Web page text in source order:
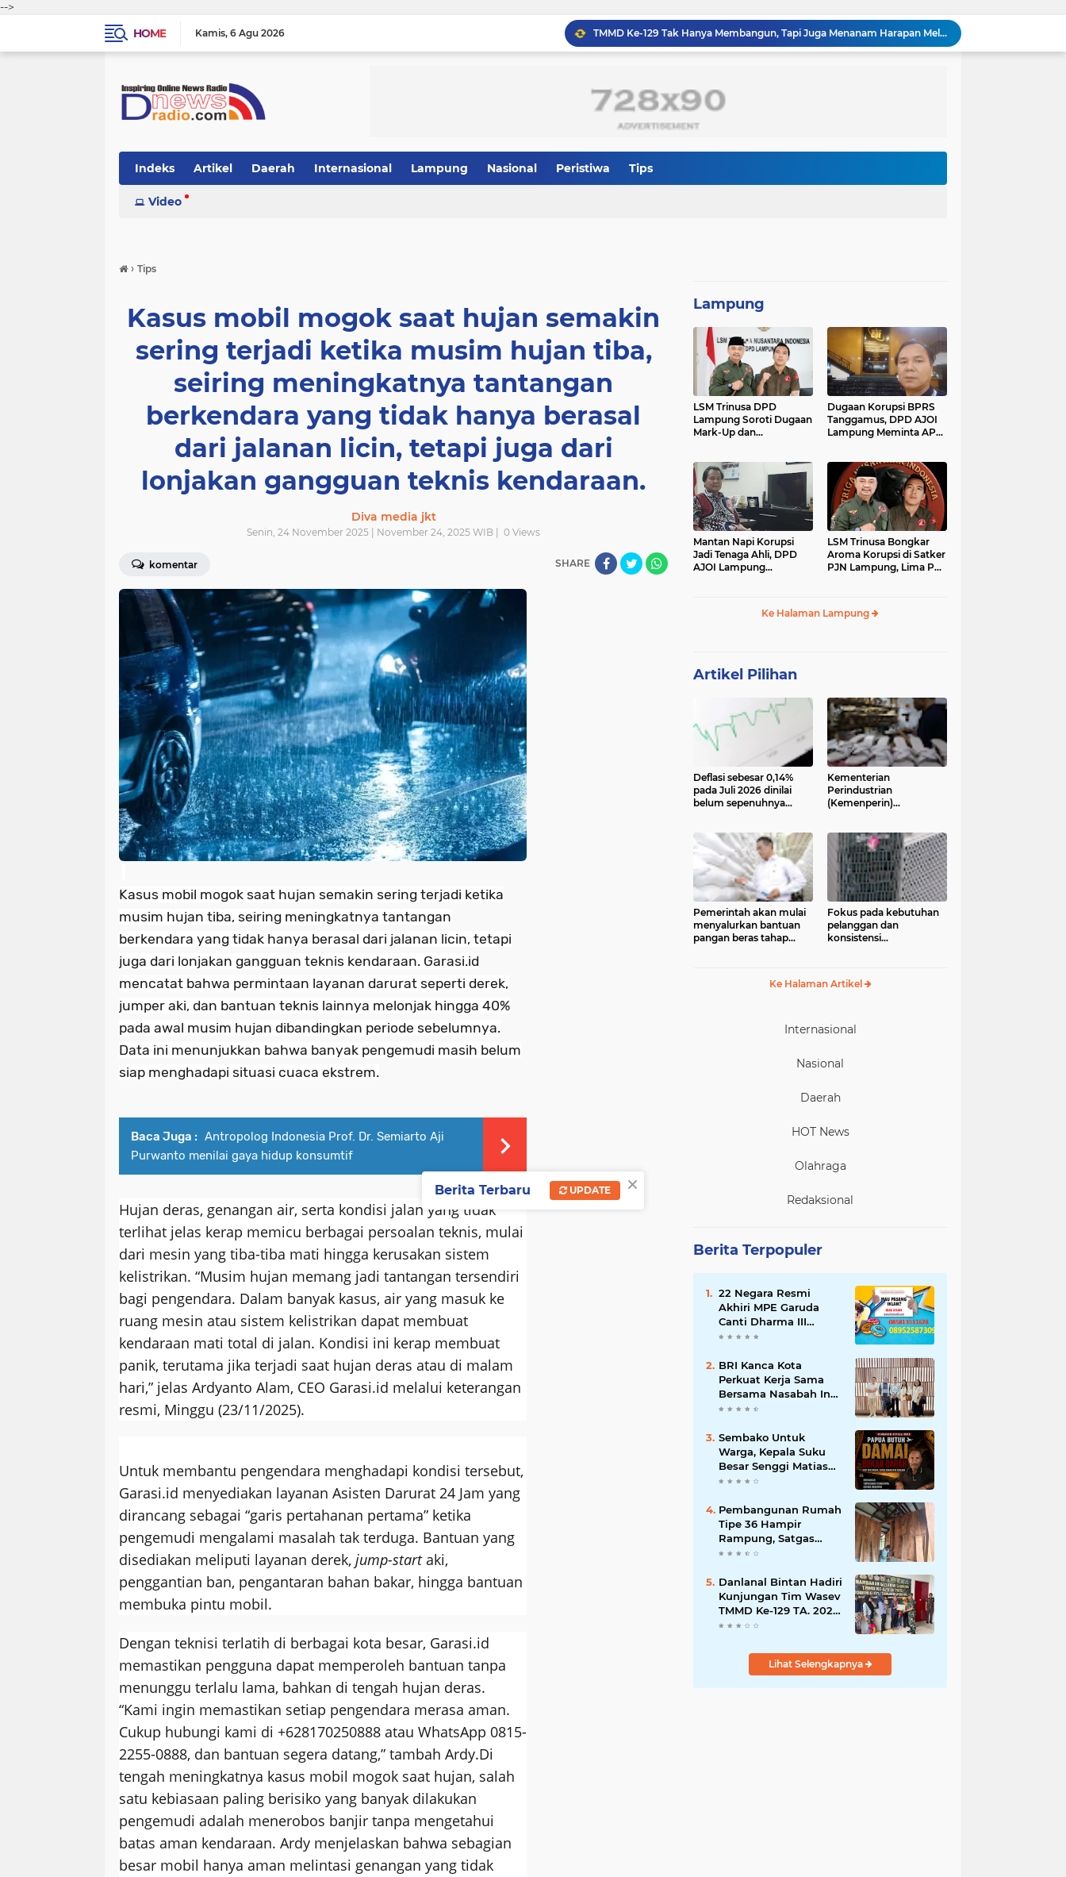
-->
HOME
Kamis 6 Agu 2026
TMMD Ke-129 Tak Hanya Membangun, Tapi Juga Menanam Harapan Melalui Ketahanan pangan
Kasus penggunaan kacamata pintar (smart glasses) untuk merekam salah satu usher di ajang Gaikindo Indonesia International Auto Show (GIIAS) 2026
Panglima TNI Dampingi Menko Polkam Sampaikan Imbauan Jaga Kondusivitas Bangsa*
Indeks Artikel Daerah Internasional Lampung Nasional Peristiwa Tips
Video
› Tips
Kasus mobil mogok saat hujan semakin
sering terjadi ketika musim hujan tiba,
seiring meningkatnya tantangan
berkendara yang tidak hanya berasal
dari jalanan licin, tetapi juga dari
lonjakan gangguan teknis kendaraan.
Diva media jkt
Senin, 24 November 2025 | November 24, 2025 WIB | 0 Views
komentar SHARE
Kasus mobil mogok saat hujan semakin sering terjadi ketika
musim hujan tiba, seiring meningkatnya tantangan
berkendara yang tidak hanya berasal dari jalanan licin, tetapi
juga dari lonjakan gangguan teknis kendaraan. Garasi.id
mencatat bahwa permintaan layanan darurat seperti derek,
jumper aki, dan bantuan teknis lainnya melonjak hingga 40%
pada awal musim hujan dibandingkan periode sebelumnya.
Data ini menunjukkan bahwa banyak pengemudi masih belum
siap menghadapi situasi cuaca ekstrem.
Baca Juga : Antropolog Indonesia Prof. Dr. Semiarto Aji
Purwanto menilai gaya hidup konsumtif
Hujan deras, genangan air, serta kondisi jalan yang tidak
terlihat jelas kerap memicu berbagai persoalan teknis, mulai
dari mesin yang tiba-tiba mati hingga kerusakan sistem
kelistrikan. “Musim hujan memang jadi tantangan tersendiri
bagi pengendara. Dalam banyak kasus, air yang masuk ke
ruang mesin atau sistem kelistrikan dapat membuat
kendaraan mati total di jalan. Kondisi ini kerap membuat
panik, terutama jika terjadi saat hujan deras atau di malam
hari,” jelas Ardyanto Alam, CEO Garasi.id melalui keterangan
resmi, Minggu (23/11/2025).
Untuk membantu pengendara menghadapi kondisi tersebut,
Garasi.id menyediakan layanan Asisten Darurat 24 Jam yang
dirancang sebagai “garis pertahanan pertama” ketika
pengemudi mengalami masalah tak terduga. Bantuan yang
disediakan meliputi layanan derek, jump-startaki,
penggantian ban, pengantaran bahan bakar, hingga bantuan
membuka pintu mobil.
Dengan teknisi terlatih di berbagai kota besar, Garasi.id
memastikan pengguna dapat memperoleh bantuan tanpa
menunggu terlalu lama, bahkan di tengah hujan deras.
“Kami ingin memastikan setiap pengendara merasa aman.
Cukup hubungi kami di +628170250888 atau WhatsApp 0815-
2255-0888, dan bantuan segera datang,” tambah Ardy.Di
tengah meningkatnya kasus mobil mogok saat hujan, salah
satu kebiasaan paling berisiko yang banyak dilakukan
pengemudi adalah menerobos banjir tanpa mengetahui
batas aman kendaraan. Ardy menjelaskan bahwa sebagian
besar mobil hanya aman melintasi genangan yang tidak
Lampung
LSM Trinusa DPD
Lampung Soroti Dugaan
Mark-Up dan
PKPCK
Dugaan Korupsi BPRS
Tanggamus, DPD AJOI
Lampung Meminta APH
Mantan Napi Korupsi
Jadi Tenaga Ahli, DPD
AJOI Lampung
LSM Trinusa Bongkar
Aroma Korupsi di Satker
PJN Lampung, Lima Pos
Ke Halaman Lampung
Artikel Pilihan
Deflasi sebesar 0,14%
pada Juli 2026 dinilai
belum sepenuhnya
Pengamat ekonomi
Center of Reform on
Economics (Core)
Indonesia
Kementerian
Perindustrian
(Kemenperin)
(IKM), khususnya sektor
pakaian jadi, alas kaki,
dan alat olahraga,
memiliki peran strategis
dalam memperkuat
perekonomian nasional
Pemerintah akan mulai
menyalurkan bantuan
pangan beras tahap
pangan pemerintah
33.244.408 penerima
Fokus pada kebutuhan
pelanggan dan
konsistensi
Ke Halaman Artikel
Internasional
Nasional
Daerah
HOT News
Olahraga
Redaksional
Berita Terpopuler
22 Negara Resmi
Akhiri MPE Garuda
Canti Dharma III
Tahun 2026
BRI Kanca Kota
Perkuat Kerja Sama
Bersama Nasabah Inti,
Dorong Pertumbuhan
Sembako Untuk
Warga, Kepala Suku
Besar Senggi Matias
Mangu Ajak Warga
Warga Sipil di
Yahukimo
Pembangunan Rumah
Tipe 36 Hampir
Rampung, Satgas
TMMD Ke-129 Kodim
Wujudkan Hunian
Layak bagi Warga
Danlanal Bintan Hadiri
Kunjungan Tim Wasev
TMMD Ke-129 TA. 2026
Kodim
Lihat Selengkapnya
×
Berita Terbaru UPDATE